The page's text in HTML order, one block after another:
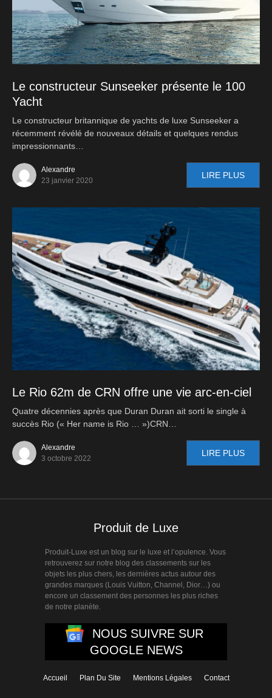
Le constructeur Sunseeker présente le 100
Yacht
Le constructeur britannique de yachts de luxe Sunseeker a
récemment révélé de nouveaux détails et quelques rendus
impressionnants…
Alexandre
23 janvier 2020
LIRE PLUS
Le Rio 62m de CRN offre une vie arc-en-ciel
Quatre décennies après que Duran Duran ait sorti le single à
succès Rio (« Her name is Rio … »)CRN…
Alexandre
3 octobre 2022
LIRE PLUS
Produit de Luxe
Produit-Luxe est un blog sur le luxe et l’opulence. Vous
retrouverez sur notre blog des classements sur les
objets les plus chers, les dernières actus autour des
grandes marques (Louis Vuitton, Channel, Dior…) ou
encore un classement des personnes les plus riches
de notre planète.
NOUS SUIVRE SUR
GOOGLE NEWS
Accueil Plan Du Site Mentions Légales Contact